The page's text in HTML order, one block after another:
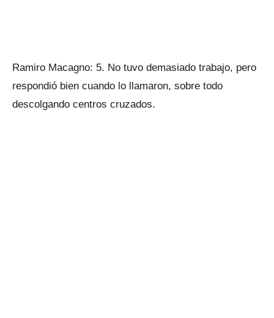
Ramiro Macagno: 5. No tuvo demasiado trabajo, pero
respondió bien cuando lo llamaron, sobre todo
descolgando centros cruzados.